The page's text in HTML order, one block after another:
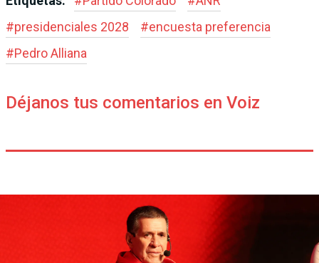
#presidenciales 2028 #encuesta preferencia
#Pedro Alliana
Déjanos tus comentarios en Voiz